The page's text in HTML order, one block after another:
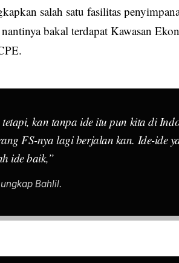
salah satu fasilitas
bakal terdapat Kawasan
kan tanpa ide itu pun kita di
FS-nya lagi berjalan kan. Ide-ide
ide baik,”
ungkap Bahlil.